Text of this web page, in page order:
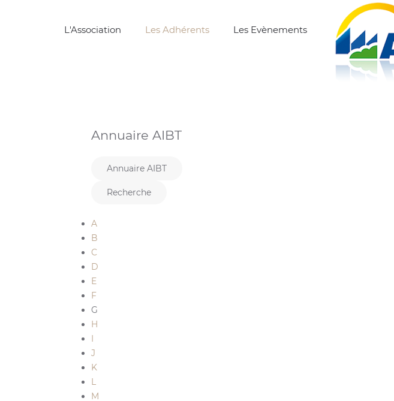
L'Association Les Adhérents Les Evènements
Annuaire AIBT
Annuaire AIBT
Recherche
A
B
C
D
E
F
G
H
I
J
K
L
M